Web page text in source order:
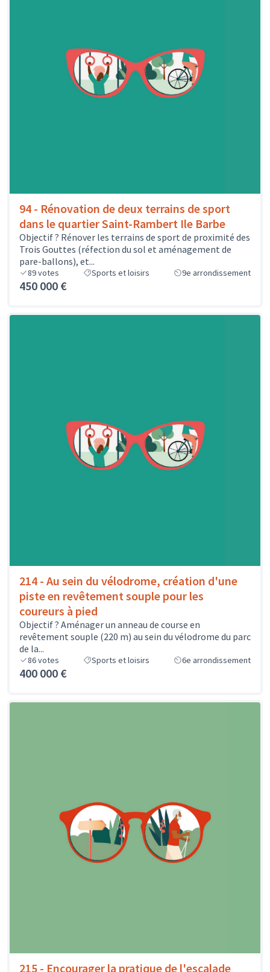
94 - Rénovation de deux terrains de sport
dans le quartier Saint-Rambert Ile Barbe
Objectif ? Rénover les terrains de sport de proximité des
Trois Gouttes (réfection du sol et aménagement de
pare-ballons), et...
89votes Sports et loisirs 9e arrondissement
450 000 €
214 - Au sein du vélodrome, création d'une
piste en revêtement souple pour les
coureurs à pied
Objectif ? Aménager un anneau de course en
revêtement souple (220 m) au sein du vélodrome du parc
de la...
86votes Sports et loisirs 6e arrondissement
400 000 €
215 - Encourager la pratique de l'escalade